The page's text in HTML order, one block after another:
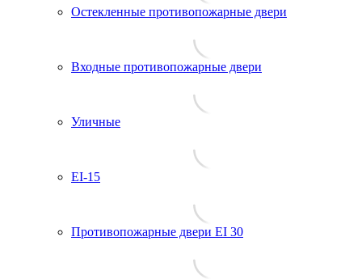
Остекленные противопожарные двери
Входные противопожарные двери
Уличные
EI-15
Противопожарные двери EI 30